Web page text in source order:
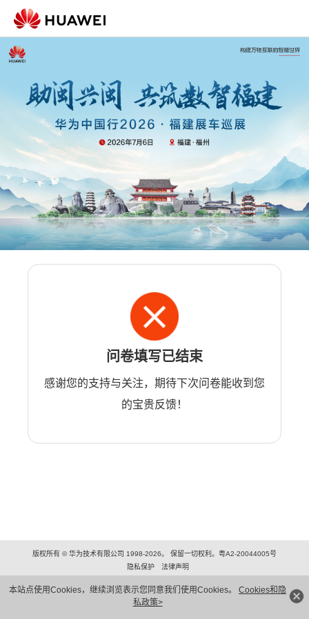
本站点使用Cookies，继续浏览表示您同意我们使用Cookies。 Cookies和隐
私政策>
问卷填写已结束
感谢您的支持与关注，期待下次问卷能收到您
的宝贵反馈！
版权所有 © 华为技术有限公司 1998-2026。 保留一切权利。粤A2-20044005号
隐私保护
法律声明